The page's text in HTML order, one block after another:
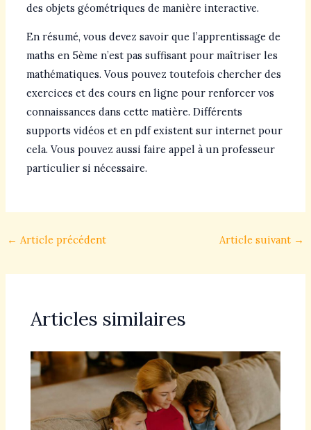
des objets géométriques de manière interactive.
En résumé, vous devez savoir que l’apprentissage de
maths en 5ème n’est pas suffisant pour maîtriser les
mathématiques. Vous pouvez toutefois chercher des
exercices et des cours en ligne pour renforcer vos
connaissances dans cette matière. Différents
supports vidéos et en pdf existent sur internet pour
cela. Vous pouvez aussi faire appel à un professeur
particulier si nécessaire.
← Article précédent Article suivant →
Articles similaires